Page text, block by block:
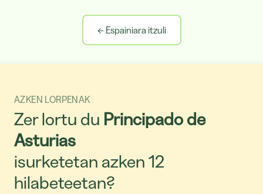
← Espainiara itzuli
AZKEN LORPENAK
Zer lortu du Principado de
Asturias
isurketetan azken 12
hilabeteetan?